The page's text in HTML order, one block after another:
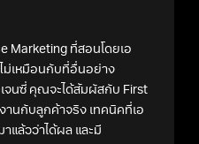
Marketing ที่สอนโดยเอ
ม่เหมือนกับที่อื่นอย่าง
จนซี่ คุณจะได้สัมผัสกับ First
านกับลูกค้าจริง เทคนิคที่เอ
แล้วว่าได้ผล และมี